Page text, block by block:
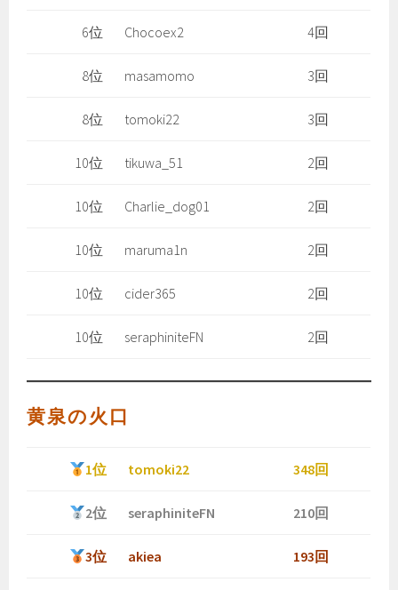
6位 Chocoex2 4回
8位 masamomo 3回
8位 tomoki22 3回
10位 tikuwa_51 2回
10位 Charlie_dog01 2回
10位 maruma1n 2回
10位 cider365 2回
10位 seraphiniteFN 2回
黄泉の火口
1位 tomoki22 348回
2位 seraphiniteFN 210回
3位 akiea 193回